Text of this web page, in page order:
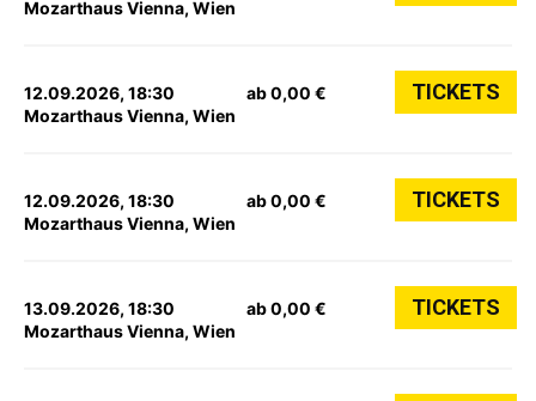
Mozarthaus Vienna, Wien
12.09.2026, 18:30
Mozarthaus Vienna, Wien
ab 0,00 € TICKETS
12.09.2026, 18:30
Mozarthaus Vienna, Wien
ab 0,00 € TICKETS
13.09.2026, 18:30
Mozarthaus Vienna, Wien
ab 0,00 € TICKETS